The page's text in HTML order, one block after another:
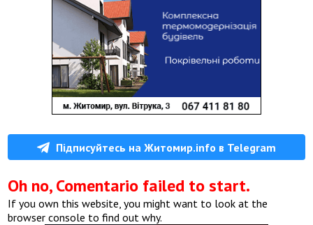
Підписуйтесь на Житомир.info в Telegram
Oh no, Comentario failed to start.
If you own this website, you might want to look at the
browser console to find out why.